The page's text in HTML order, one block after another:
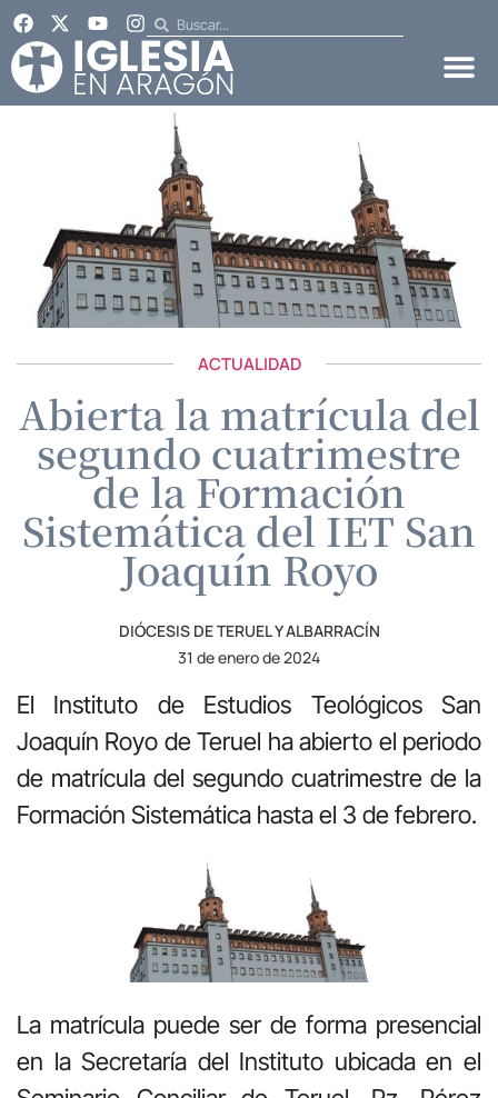
ACTUALIDAD
Abierta la matrícula del
segundo cuatrimestre
de la Formación
Sistemática del IET San
Joaquín Royo
DIÓCESIS DE TERUEL Y ALBARRACÍN
31 de enero de 2024
El Instituto de Estudios Teológicos San
Joaquín Royo de Teruel ha abierto el periodo
de matrícula del segundo cuatrimestre de la
Formación Sistemática hasta el 3 de febrero.
La matrícula puede ser de forma presencial
en la Secretaría del Instituto ubicada en el